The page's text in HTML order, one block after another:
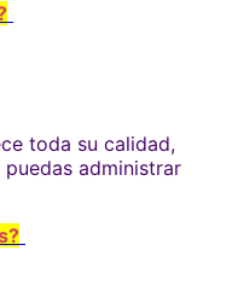
toda su calidad,
administrar